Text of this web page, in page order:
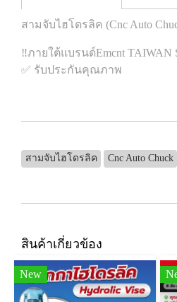
สามจับไฮโดรลิค (Cnc Auto
‼️ภายใต้แบรนด์Emcnt TAIWAN
✅ รับประกันคุณภาพ
สามจับไฮโดรลิค Cnc Auto Chuck
สินค้าเกี่ยวข้อง
New